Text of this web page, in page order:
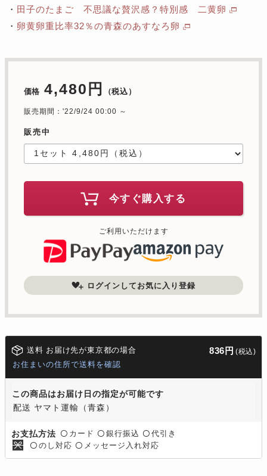
・ 田子のたまご 不思議な贅沢感？特別感 二黄卵
・ 卵黄卵重比率32％の青森のあすなろ卵
価格 4,480円 （税込）
販売期間：'22/9/24 00:00 ～
販売中
今すぐ購入する
ご利用いただけます
ログインしてお気に入り登録
送料 お届け先が東京都の場合 836円 (税込)
お住まいの住所で送料を確認
この商品はお届け日の指定が可能です
配送 ヤマト運輸（青森）
お支払方法 〇 カード 〇 銀行振込 〇 代引き
〇 のし対応 〇 メッセージ入れ対応